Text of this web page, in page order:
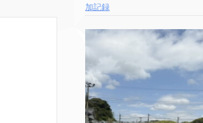
加記録